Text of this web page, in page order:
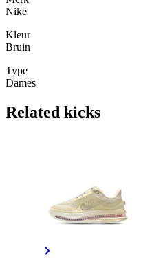
Nike
Kleur
Bruin
Type
Dames
Related kicks